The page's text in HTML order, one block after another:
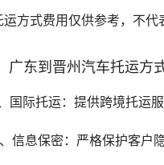
运方式费用仅供参考，不代
广东到晋州汽车托运方
国际托运：提供跨境托运
信息保密：严格保护客户